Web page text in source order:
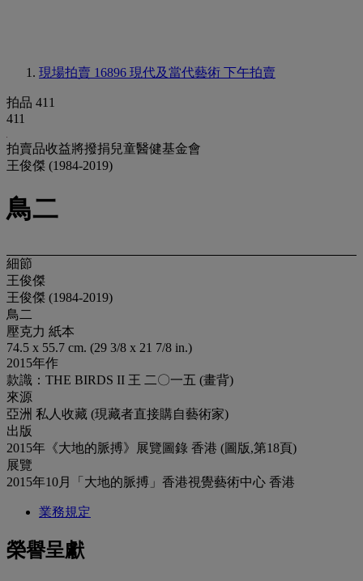
現場拍賣 16896 現代及當代藝術 下午拍賣
拍品 411
411
拍賣品收益將撥捐兒童醫健基金會
王俊傑 (1984-2019)
鳥二
細節
王俊傑
王俊傑 (1984-2019)
鳥二
壓克力 紙本
74.5 x 55.7 cm. (29 3/8 x 21 7/8 in.)
2015年作
款識：THE BIRDS II 王 二〇一五 (畫背)
來源
亞洲 私人收藏 (現藏者直接購自藝術家)
出版
2015年《大地的脈搏》展覽圖錄 香港 (圖版,第18頁)
展覽
2015年10月「大地的脈搏」香港視覺藝術中心 香港
業務規定
榮譽呈獻